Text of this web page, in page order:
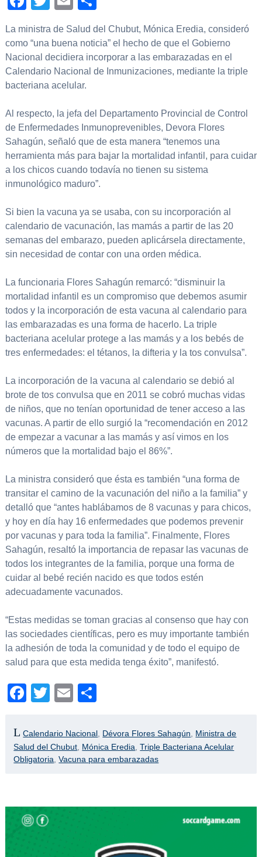
La ministra de Salud del Chubut, Mónica Eredia, consideró
como “una buena noticia” el hecho de que el Gobierno
Nacional decidiera incorporar a las embarazadas en el
Calendario Nacional de Inmunizaciones, mediante la triple
bacteriana acelular.
Al respecto, la jefa del Departamento Provincial de Control
de Enfermedades Inmunoprevenibles, Devora Flores
Sahagún, señaló que de esta manera “tenemos una
herramienta más para bajar la mortalidad infantil, para cuidar
a los chicos cuando todavía no tienen su sistema
inmunológico maduro”.
Si bien la vacuna ya se usaba, con su incorporación al
calendario de vacunación, las mamás a partir de las 20
semanas del embarazo, pueden aplicársela directamente,
sin necesidad de contar con una orden médica.
La funcionaria Flores Sahagún remarcó: “disminuir la
mortalidad infantil es un compromiso que debemos asumir
todos y la incorporación de esta vacuna al calendario para
las embarazadas es una forma de hacerlo. La triple
bacteriana acelular protege a las mamás y a los bebés de
tres enfermedades: el tétanos, la difteria y la tos convulsa”.
La incorporación de la vacuna al calendario se debió al
brote de tos convulsa que en 2011 se cobró muchas vidas
de niños, que no tenían oportunidad de tener acceso a las
vacunas. A partir de ello surgió la “recomendación en 2012
de empezar a vacunar a las mamás y así vimos en los
números que la mortalidad bajo el 86%”.
La ministra consideró que ésta es también “una forma de
transitar el camino de la vacunación del niño a la familia” y
detalló que “antes hablábamos de 8 vacunas y para chicos,
y hoy en día hay 16 enfermedades que podemos prevenir
por vacunas y para toda la familia”. Finalmente, Flores
Sahagún, resaltó la importancia de repasar las vacunas de
todos los integrantes de la familia, porque una forma de
cuidar al bebé recién nacido es que todos estén
adecuadamente vacunados.
“Estas medidas se toman gracias al consenso que hay con
las sociedades científicas, pero es muy importante también
la adhesión de toda la comunidad y de todo el equipo de
salud para que esta medida tenga éxito”, manifestó.
Facebook
TwitterEmail
Calendario Nacional Dévora Flores Sahagún
Ministra de
Salud del Chubut Mónica Eredia ,Triple Bacteriana Acelular
Obligatoria ,Vacuna para embarazadas